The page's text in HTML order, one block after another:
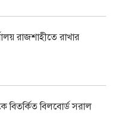
রাজশাহীতে রাখার
বিতর্কিত বিলবোর্ড সরাল